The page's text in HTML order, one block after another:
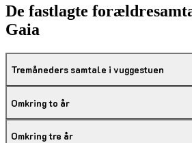
De fastlagte
Gaia
Tremåneders samtale i vuggestuen
Omkring to år
Omkring tre år